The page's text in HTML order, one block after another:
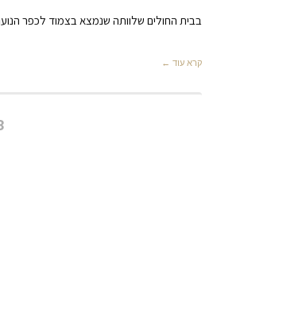
בבית החולים שלוותה שנמצא בצמוד לכפר
קרא עוד ←